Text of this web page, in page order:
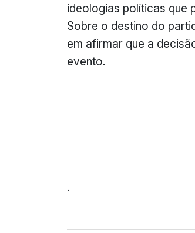
ideologias políticas que
Sobre o destino do
em afirmar que a
evento.
.